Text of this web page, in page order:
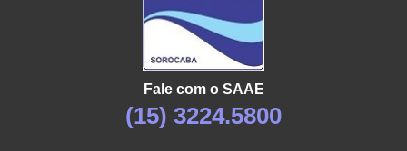
Fale com o SAAE
(15) 3224.5800